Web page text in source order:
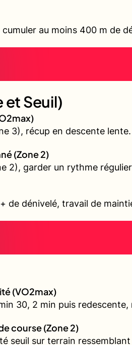
cumuler au moins 400 m de
et Seuil)
3), récup en descente lente.
(Zone 2)
2), garder un rythme
de dénivelé, travail de
(VO2max)
30, 2 min puis
course (Zone 2)
seuil sur terrain